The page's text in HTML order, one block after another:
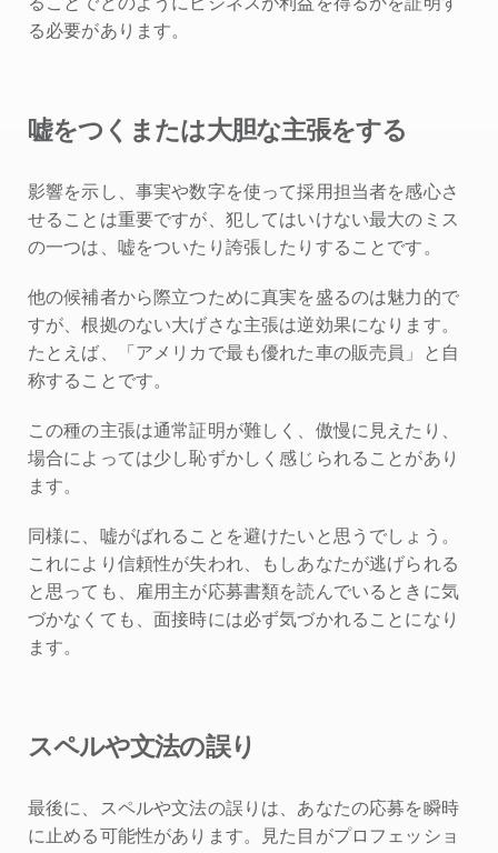
る必要があります。
嘘をつくまたは大胆な主張をする
影響を示し、事実や数字を使って採用担当者を感心さ
せることは重要ですが、犯してはいけない最大のミス
の一つは、嘘をついたり誇張したりすることです。
他の候補者から際立つために真実を盛るのは魅力的で
すが、根拠のない大げさな主張は逆効果になります。
たとえば、「アメリカで最も優れた車の販売員」と自
称することです。
この種の主張は通常証明が難しく、傲慢に見えたり、
場合によっては少し恥ずかしく感じられることがあり
ます。
同様に、嘘がばれることを避けたいと思うでしょう。
これにより信頼性が失われ、もしあなたが逃げられる
と思っても、雇用主が応募書類を読んでいるときに気
づかなくても、面接時には必ず気づかれることになり
ます。
スペルや文法の誤り
最後に、スペルや文法の誤りは、あなたの応募を瞬時
に止める可能性があります。見た目がプロフェッショ